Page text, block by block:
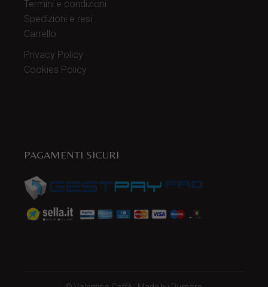
Termini e condizioni
Spedizioni e resi
Carrello
Privacy Policy
Cookies Policy
PAGAMENTI SICURI